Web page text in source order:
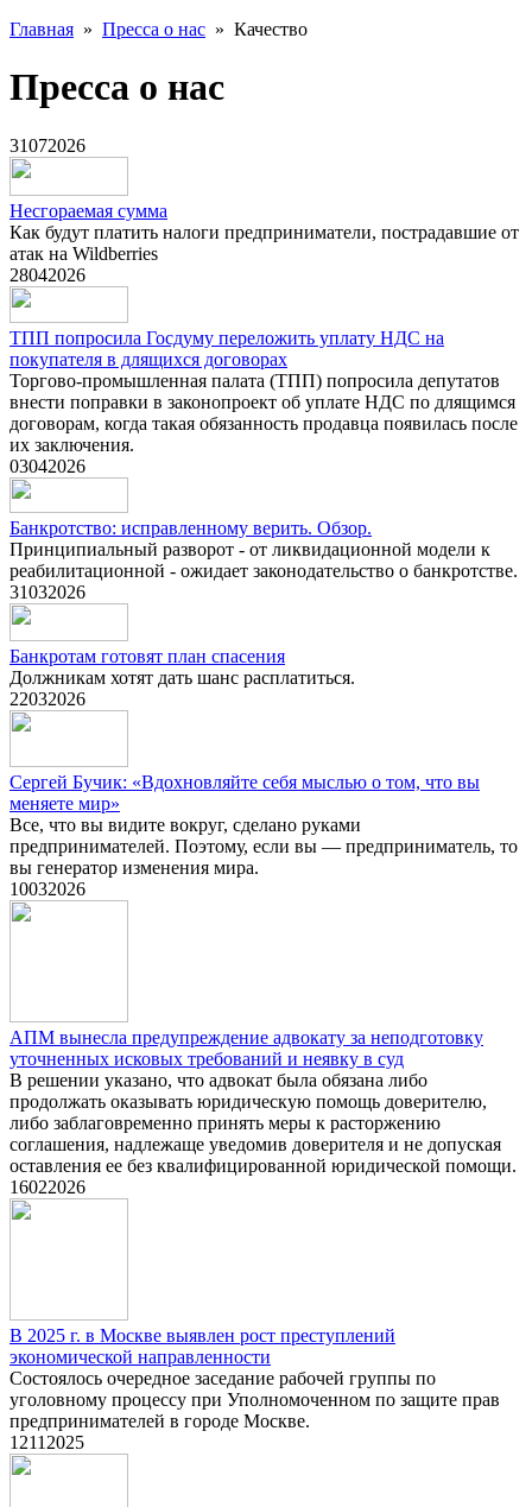
Главная » Пресса о нас » Качество
Пресса о нас
31072026
Несгораемая сумма
Как будут платить налоги предприниматели, пострадавшие от
атак на Wildberries
28042026
ТПП попросила Госдуму переложить уплату НДС на
покупателя в длящихся договорах
Торгово-промышленная палата (ТПП) попросила депутатов
внести поправки в законопроект об уплате НДС по длящимся
договорам, когда такая обязанность продавца появилась после
их заключения.
03042026
Банкротство: исправленному верить. Обзор.
Принципиальный разворот - от ликвидационной модели к
реабилитационной - ожидает законодательство о банкротстве.
31032026
Банкротам готовят план спасения
Должникам хотят дать шанс расплатиться.
22032026
Сергей Бучик: «Вдохновляйте себя мыслью о том, что вы
меняете мир»
Все, что вы видите вокруг, сделано руками
предпринимателей. Поэтому, если вы — предприниматель, то
вы генератор изменения мира.
10032026
АПМ вынесла предупреждение адвокату за неподготовку
уточненных исковых требований и неявку в суд
В решении указано, что адвокат была обязана либо
продолжать оказывать юридическую помощь доверителю,
либо заблаговременно принять меры к расторжению
соглашения, надлежаще уведомив доверителя и не допуская
оставления ее без квалифицированной юридической помощи.
16022026
В 2025 г. в Москве выявлен рост преступлений
экономической направленности
Состоялось очередное заседание рабочей группы по
уголовному процессу при Уполномоченном по защите прав
предпринимателей в городе Москве.
1211 2025